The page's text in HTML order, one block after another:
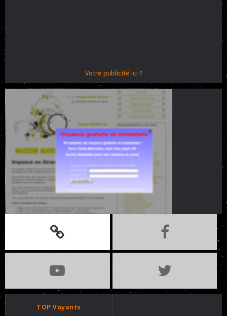
Votre publicité ici ?
TOP Voyants